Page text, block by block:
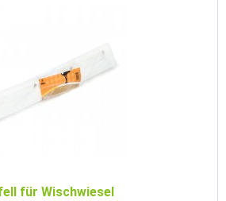
für Wischwiesel